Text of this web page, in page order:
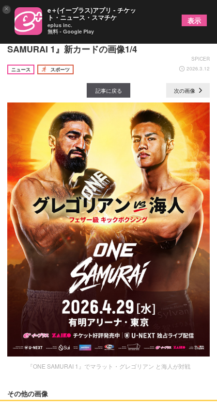
海人とグレゴリアンが因縁対決！4/29開催『ONE
SAMURAI 1』新カードの画像1/4
SPICER
ニュース
スポーツ 2026.3.12
記事に戻る 次の画像
『ONE SAMURAI 1』でマラット・グレゴリアン と海人が対戦
その他の画像
× e＋(イープラス)アプリ - チケッ
ト・ニュース・スマチケ
eplus inc.
無料 - Google Play
表示